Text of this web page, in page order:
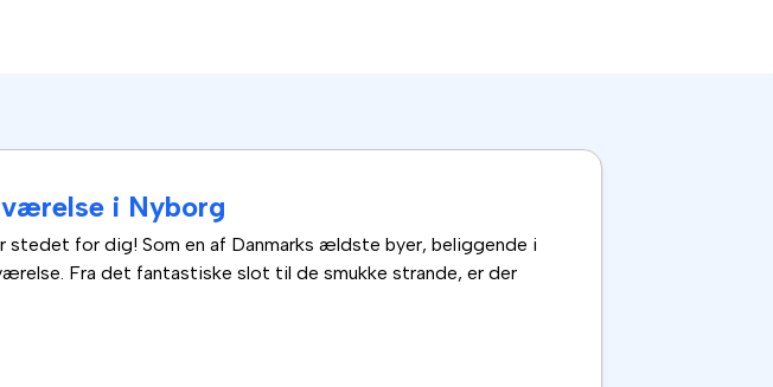
i Nyborg
for dig! Som en af ​​Danmarks ældste byer, beliggende i
Fra det fantastiske slot til de smukke strande, er der